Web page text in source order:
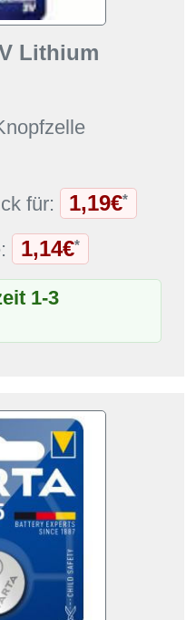
Lithium
für: 1,19€*
1,14€*
1-3